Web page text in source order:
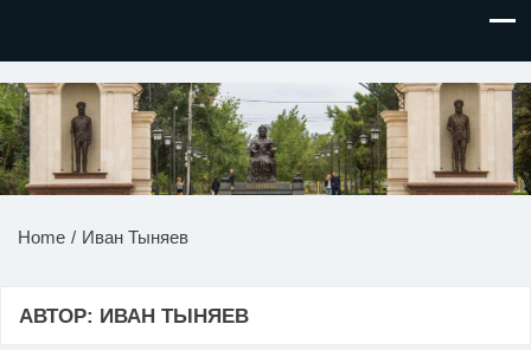
НОВОСТИ ПРИДНЕСТРОВЬЯ
Home Иван Тыняев
АВТОР: ИВАН ТЫНЯЕВ